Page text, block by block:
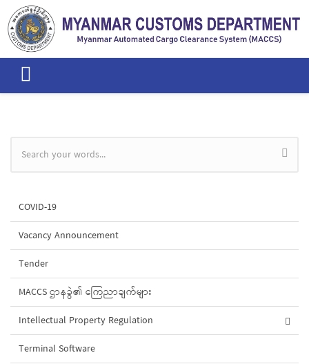
Skip to main content
Search form
COVID-19
Vacancy Announcement
Tender
MACCS ဌာနခွဲ၏ ကြေညာချက်များ
Intellectual Property Regulation
Terminal Software